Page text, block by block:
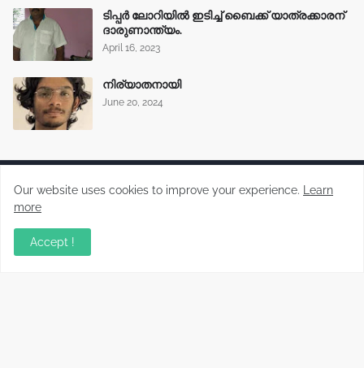
ടിപ്പർ ലോറിയിൽ ഇടിച്ച് ബൈക്ക് യാത്രക്കാരന്
ദാരുണാന്ത്യം.
April 16, 2023
നിര്യാതനായി
June 20, 2024
Our website uses cookies to improve your experience.
Learn
more
Accept !